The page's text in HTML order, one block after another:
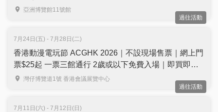
亞洲國際博覽館Hall 11
亞洲博覽館11號館
過往活動
7月24日(五) - 7月28日(二)
香港動漫電玩節 ACGHK 2026｜不設現場售票｜網上門
票$25起 一票三館通行 2歲或以下免費入場｜即買即用
｜7月24至28日 灣仔會展
灣仔博覽道1號 香港會議展覽中心
過往活動
7月11日(六) - 7月12日(日)